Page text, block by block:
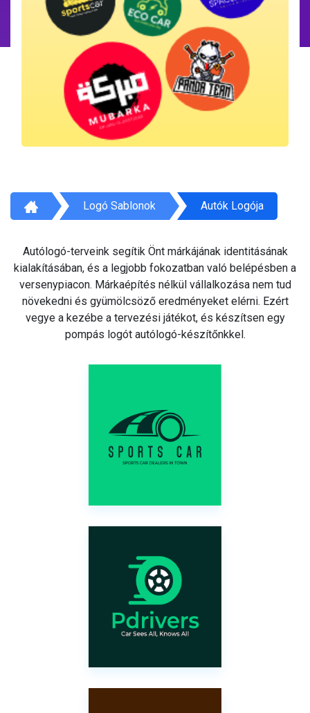
Logó Sablonok Autók Logója
Autólogó-terveink segítik Önt márkájának identitásának
kialakításában, és a legjobb fokozatban való belépésben a
versenypiacon. Márkaépítés nélkül vállalkozása nem tud
növekedni és gyümölcsöző eredményeket elérni. Ezért
vegye a kezébe a tervezési játékot, és készítsen egy
pompás logót autólogó-készítőnkkel.